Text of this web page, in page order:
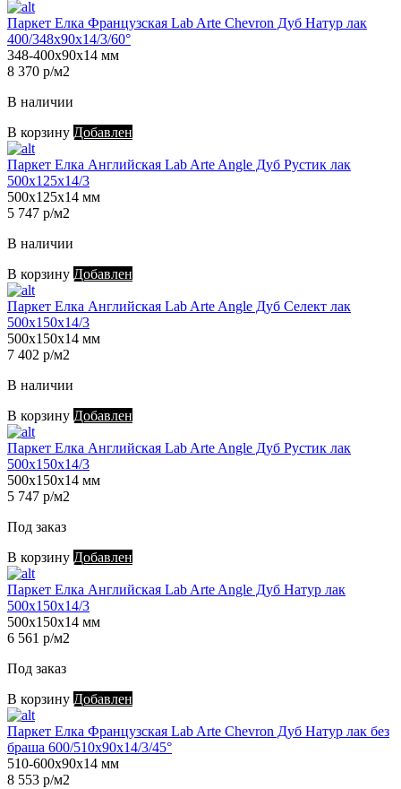
Паркет Елка Французская Lab Arte Chevron Дуб Натур лак
400/348х90х14/3/60°
348-400х90х14 мм
8 370 р/м2
В наличии
В корзину Добавлен
Паркет Елка Английская Lab Arte Angle Дуб Рустик лак
500х125х14/3
500х125х14 мм
5 747 р/м2
В наличии
В корзину Добавлен
Паркет Елка Английская Lab Arte Angle Дуб Селект лак
500х150х14/3
500х150х14 мм
7 402 р/м2
В наличии
В корзину Добавлен
Паркет Елка Английская Lab Arte Angle Дуб Рустик лак
500х150х14/3
500х150х14 мм
5 747 р/м2
Под заказ
В корзину Добавлен
Паркет Елка Английская Lab Arte Angle Дуб Натур лак
500х150х14/3
500х150х14 мм
6 561 р/м2
Под заказ
В корзину Добавлен
Паркет Елка Французская Lab Arte Chevron Дуб Натур лак без
браша 600/510х90х14/3/45°
510-600х90х14 мм
8 553 р/м2